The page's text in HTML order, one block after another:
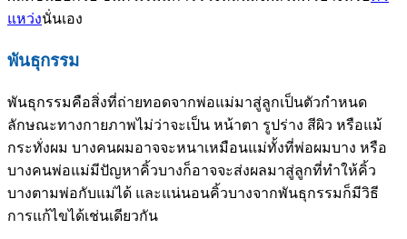
แหว่งนั่นเอง
พันธุกรรม
พันธุกรรมคือสิ่งที่ถ่ายทอดจากพ่อแม่มาสู่ลูกเป็นตัวกำหนด
ลักษณะทางกายภาพไม่ว่าจะเป็น หน้าตา รูปร่าง สีผิว หรือแม้
กระทั่งผม บางคนผมอาจจะหนาเหมือนแม่ทั้งที่พ่อผมบาง หรือ
บางคนพ่อแม่มีปัญหาคิ้วบางก็อาจจะส่งผลมาสู่ลูกที่ทำให้คิ้ว
บางตามพ่อกับแม่ได้ และแน่นอนคิ้วบางจากพันธุกรรมก็มีวิธี
การแก้ไขได้เช่นเดียวกัน